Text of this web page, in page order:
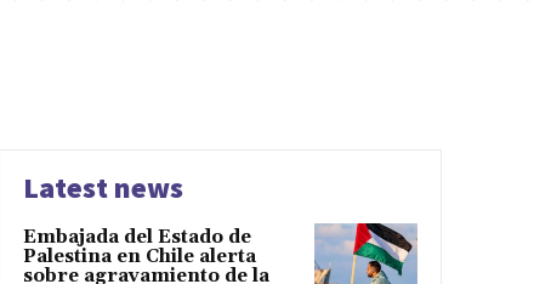
Latest news
Embajada del Estado de
Palestina en Chile alerta
sobre agravamiento de la